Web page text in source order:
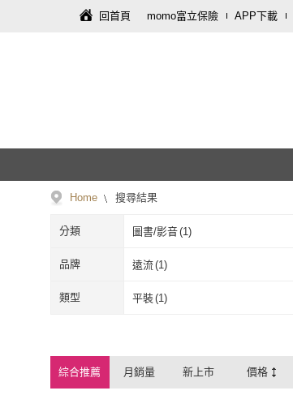
回首頁 momo富立保險 APP下載
Home 搜尋結果
分類 圖書/影音(1)
品牌 遠流(1)
遠流
類型 平裝(1)
綜合推薦 月銷量 新上市 價格